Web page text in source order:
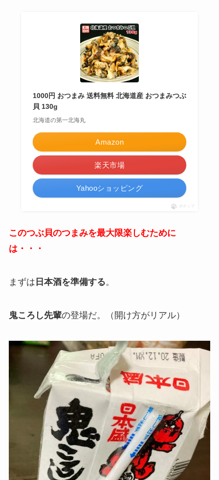
1000円 おつまみ 送料無料 北海道産 おつまみつぶ
貝 130g
北海道の第一北海丸
Amazon
楽天市場
Yahooショッピング
ポチップ
このつぶ貝のつまみを最大限楽しむために
は・・・
まずは 日本酒を準備する。
鬼ころし先輩の登場だ。（開け方がリアル）